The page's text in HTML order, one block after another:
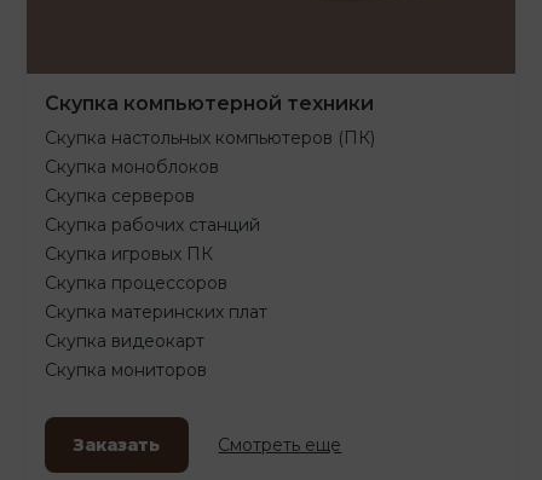
Скупка компьютерной техники
Скупка настольных компьютеров (ПК)
Скупка моноблоков
Скупка серверов
Скупка рабочих станций
Скупка игровых ПК
Скупка процессоров
Скупка материнских плат
Скупка видеокарт
Скупка мониторов
Заказать Смотреть еще